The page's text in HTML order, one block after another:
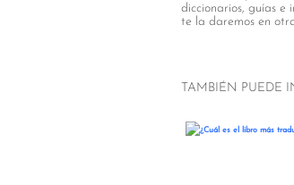
diccionarios, guías e
te la daremos en
TAMBIÉN PUEDE